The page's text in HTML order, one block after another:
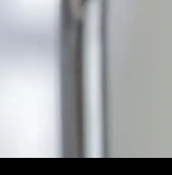
MEDIO CAMPIDANO